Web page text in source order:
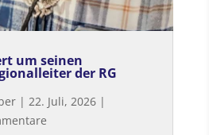
um seinen
der RG
| 22. Juli, 2026|